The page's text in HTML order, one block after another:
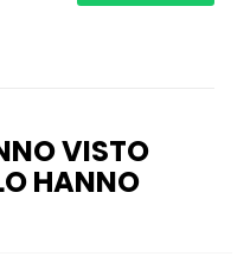
VISTO
HANNO